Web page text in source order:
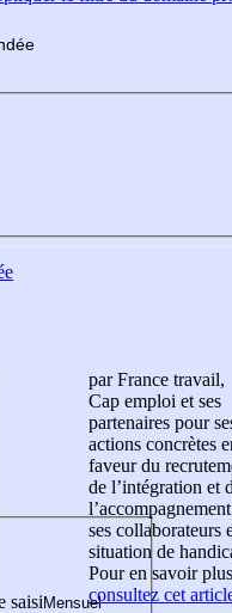
saisi
par France travail,
Cap emploi et ses
partenaires pour
actions concrètes
faveur du
de l’intégration et
ses collaborateurs
situation de
Pour en savoir
consultez cet